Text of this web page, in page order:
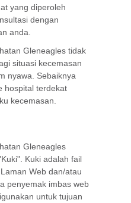
yang diperoleh
dengan
anda.
Gleneagles tidak
situasi kecemasan
nyawa. Sebaiknya
hospital terdekat
kecemasan.
Gleneagles
Kuki adalah fail
Web dan/atau
penyemak imbas web
untuk tujuan